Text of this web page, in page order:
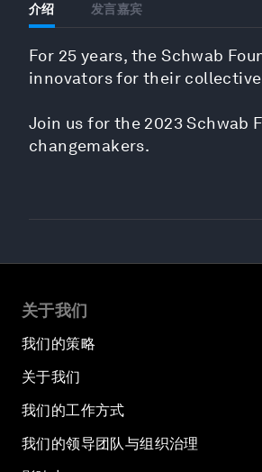
介绍 发言嘉宾
For 25 years, the Schwab
innovators for their
Join us for the 2023 Schwab
changemakers.
关于我们
我们的策略
关于我们
我们的工作方式
我们的领导团队与组织治理